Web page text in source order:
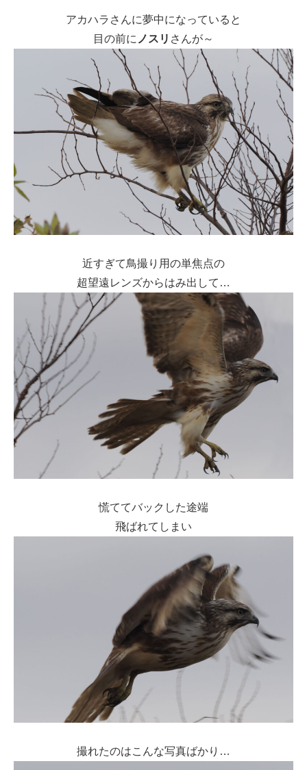
アカハラさんに夢中になっていると
目の前に ノスリ さんが～
近すぎて鳥撮り用の単焦点の
超望遠レンズからはみ出して…
慌ててバックした途端
飛ばれてしまい
撮れたのはこんな写真ばかり…